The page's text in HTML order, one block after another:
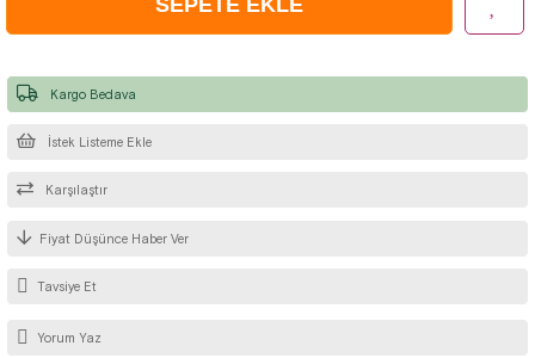
İstek Listeme Ekle
Karşılaştır
Fiyat Düşünce Haber Ver
Kargo Bedava
Tavsiye Et
Yorum Yaz